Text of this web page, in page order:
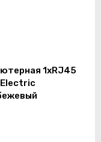
1xRJ45